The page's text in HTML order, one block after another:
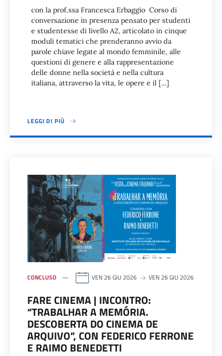
con la prof.ssa Francesca Erbaggio Corso di
conversazione in presenza pensato per studenti
e studentesse di livello A2, articolato in cinque
moduli tematici che prenderanno avvio da
parole chiave legate al mondo femminile, alle
questioni di genere e alla rappresentazione
delle donne nella società e nella cultura
italiana, attraverso la vita, le opere e il […]
LEGGI DI PIÙ
CONCLUSO VEN 26 GIU 2026 VEN 26 GIU 2026
FARE CINEMA | INCONTRO:
“TRABALHAR A MEMÓRIA.
DESCOBERTA DO CINEMA DE
ARQUIVO”, CON FEDERICO FERRONE
E RAIMO BENEDETTI